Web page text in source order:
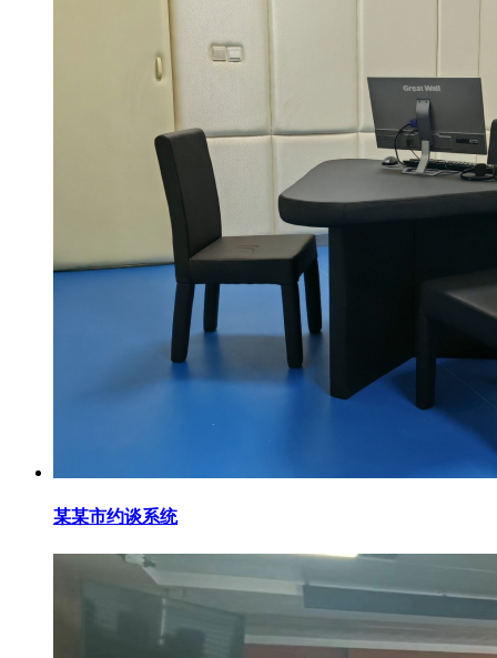
某某市约谈系统